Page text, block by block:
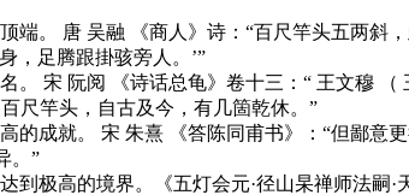
端。 唐 吴融 《商人》 诗：“百尺竿头五两斜
，足腾跟掛骇旁人。’”
。 宋 阮阅
《诗话总龟》 卷十三：“ 王文穆 （
尺竿头，自古及今，有几箇乾休。”
的成就。 宋 朱熹
《答陈同甫书》 ：“但鄙意
。”
到极高的境界。
《五灯会元·径山杲禅师法嗣·